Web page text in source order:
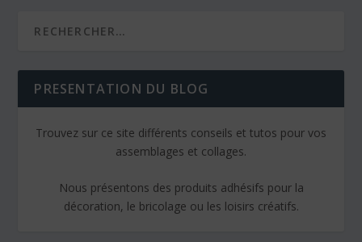
PRESENTATION DU BLOG
Trouvez sur ce site différents conseils et tutos pour vos
assemblages et collages.
Nous présentons des produits adhésifs pour la
décoration, le bricolage ou les loisirs créatifs.